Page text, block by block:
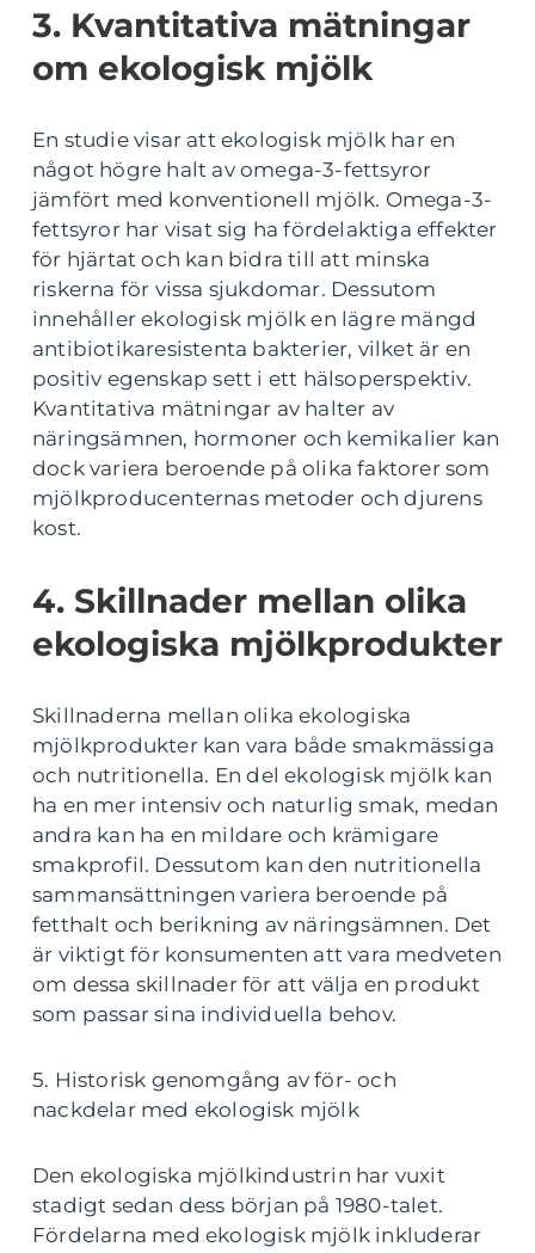
3. Kvantitativa mätningar
om ekologisk mjölk
En studie visar att ekologisk mjölk har en
något högre halt av omega-3-fettsyror
jämfört med konventionell mjölk. Omega-3-
fettsyror har visat sig ha fördelaktiga effekter
för hjärtat och kan bidra till att minska
riskerna för vissa sjukdomar. Dessutom
innehåller ekologisk mjölk en lägre mängd
antibiotikaresistenta bakterier, vilket är en
positiv egenskap sett i ett hälsoperspektiv.
Kvantitativa mätningar av halter av
näringsämnen, hormoner och kemikalier kan
dock variera beroende på olika faktorer som
mjölkproducenternas metoder och djurens
kost.
4. Skillnader mellan olika
ekologiska mjölkprodukter
Skillnaderna mellan olika ekologiska
mjölkprodukter kan vara både smakmässiga
och nutritionella. En del ekologisk mjölk kan
ha en mer intensiv och naturlig smak, medan
andra kan ha en mildare och krämigare
smakprofil. Dessutom kan den nutritionella
sammansättningen variera beroende på
fetthalt och berikning av näringsämnen. Det
är viktigt för konsumenten att vara medveten
om dessa skillnader för att välja en produkt
som passar sina individuella behov.
5. Historisk genomgång av för- och
nackdelar med ekologisk mjölk
Den ekologiska mjölkindustrin har vuxit
stadigt sedan dess början på 1980-talet.
Fördelarna med ekologisk mjölk inkluderar